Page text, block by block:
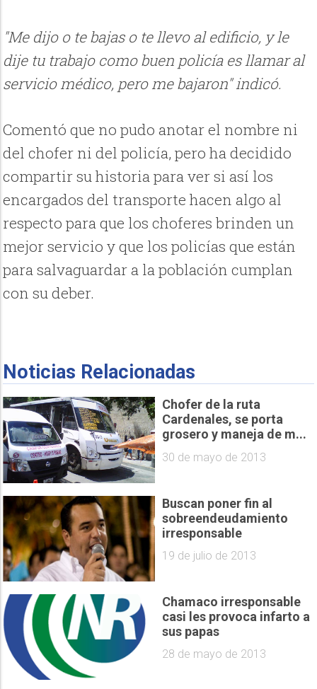
"Me dijo o te bajas o te llevo al edificio, y le
dije tu trabajo como buen policía es llamar al
servicio médico, pero me bajaron" indicó.
Comentó que no pudo anotar el nombre ni
del chofer ni del policía, pero ha decidido
compartir su historia para ver si así los
encargados del transporte hacen algo al
respecto para que los choferes brinden un
mejor servicio y que los policías que están
para salvaguardar a la población cumplan
con su deber.
Noticias Relacionadas
Chofer de la ruta
Cardenales, se porta
grosero y maneja de m...
30 de mayo de 2013
Buscan poner fin al
sobreendeudamiento
irresponsable
19 de julio de 2013
Chamaco irresponsable
casi les provoca infarto a
sus papas
28 de mayo de 2013